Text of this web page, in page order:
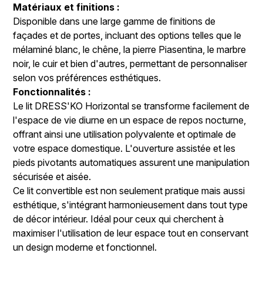
Matériaux et finitions :
Disponible dans une large gamme de finitions de
façades et de portes, incluant des options telles que le
mélaminé blanc, le chêne, la pierre Piasentina, le marbre
noir, le cuir et bien d'autres, permettant de personnaliser
selon vos préférences esthétiques.
Fonctionnalités :
Le lit DRESS'KO Horizontal se transforme facilement de
l'espace de vie diurne en un espace de repos nocturne,
offrant ainsi une utilisation polyvalente et optimale de
votre espace domestique. L'ouverture assistée et les
pieds pivotants automatiques assurent une manipulation
sécurisée et aisée.
Ce lit convertible est non seulement pratique mais aussi
esthétique, s'intégrant harmonieusement dans tout type
de décor intérieur. Idéal pour ceux qui cherchent à
maximiser l'utilisation de leur espace tout en conservant
un design moderne et fonctionnel.